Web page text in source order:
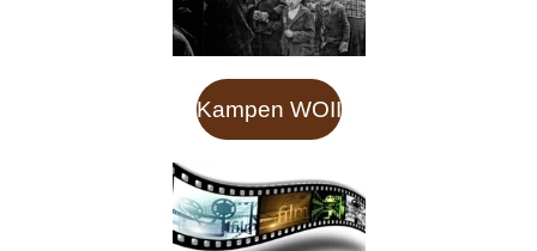
Kampen WOII